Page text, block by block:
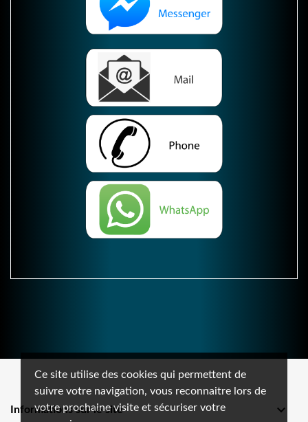
Ce site utilise des cookies qui permettent de
suivre votre navigation, vous reconnaitre lors de
votre prochaine visite et sécuriser votre
Informations sur le site 